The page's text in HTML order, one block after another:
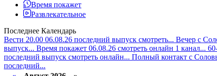
Время покажет
Развлекательное
Последнее Календарь
Вести 20.00 06.08.26 последний выпуск смотреть... Вечер с
выпуск... Время покажет 06.08.26 смотреть онлайн 1 канал...
последний выпуск смотреть онлайн... Полный контакт с
последний...